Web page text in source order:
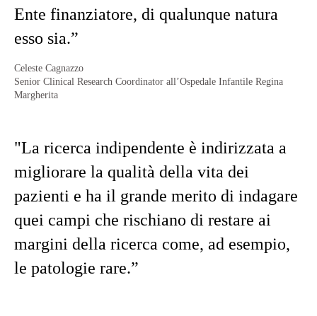
Ente finanziatore, di qualunque natura
esso sia.”
Celeste Cagnazzo
Senior Clinical Research Coordinator all’Ospedale Infantile Regina
Margherita
"La ricerca indipendente è indirizzata a
migliorare la qualità della vita dei
pazienti e ha il grande merito di indagare
quei campi che rischiano di restare ai
margini della ricerca come, ad esempio,
le patologie rare.”